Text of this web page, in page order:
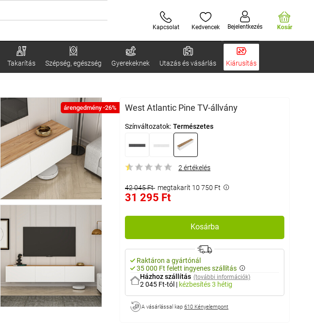
Kapcsolat Kedvencek Bejelentkezés Kosár
Takarítás Szépség, egészség Gyerekeknek Utazás és vásárlás Kiárusítás
árengedmény -26% West Atlantic Pine TV-állvány
Színváltozatok: Természetes
2 értékelés
42 045 Ft megtakarít 10 750 Ft
31 295 Ft
Kosárba
Raktáron a gyártónál
35 000 Ft felett ingyenes szállítás
Házhoz szállítás (további információk)
2 045 Ft-tól | kézbesítés3 hétig
A vásárlással kap 610 Kényelempont